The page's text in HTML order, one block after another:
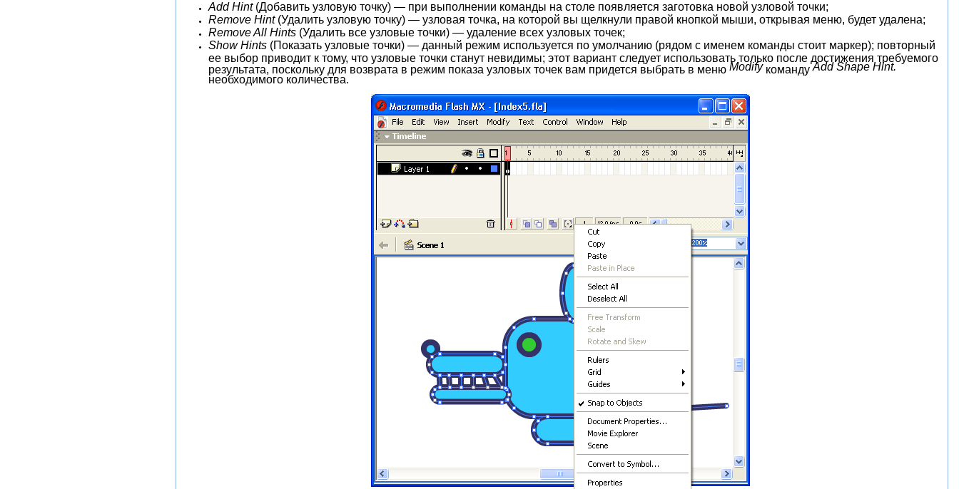
Add Hint (Добавить узловую точку) — при выполнении команды на столе появляется заготовка новой узловой точки;
Remove Hint (Удалить узловую точку) — узловая точка, на которой вы щелкнули правой кнопкой мыши, открывая меню, будет удалена;
Remove All Hints (Удалить все узловые точки) — удаление всех узловых точек;
Show Hints (Показать узловые точки) — данный режим используется по умолчанию (рядом с именем команды стоит маркер); повторный
ее выбор приводит к тому, что узловые точки станут невидимы; этот вариант следует использовать только после достижения требуемого
результата, поскольку для возврата в режим показа узловых точек вам придется выбрать в меню Modify команду Add Shape Hint.
необходимого количества.